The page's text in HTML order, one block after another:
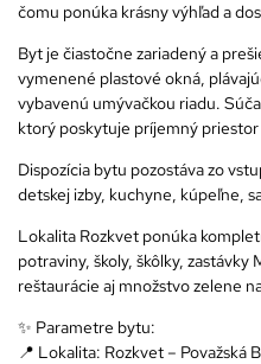
čomu ponúka krásny výhľad a
Byt je čiastočne zariadený a
vymenené plastové okná,
vybavenú umývačkou riadu.
ktorý poskytuje príjemný
Dispozícia bytu pozostáva zo
detskej izby, kuchyne, kúpeľne,
Lokalita Rozkvet ponúka
potraviny, školy, škôlky, zastávky
reštaurácie aj množstvo zelene
✨ Parametre bytu:
📍 Lokalita: Rozkvet – Považská